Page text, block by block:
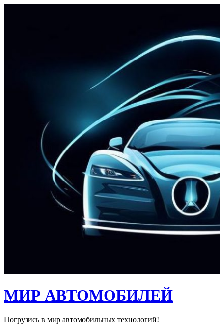
МИР АВТОМОБИЛЕЙ
Погрузись в мир автомобильных технологий!